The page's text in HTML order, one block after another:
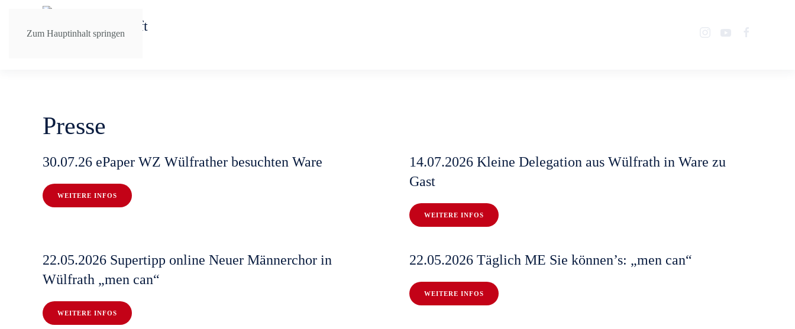
Zum Hauptinhalt springen
Presse
30.07.26 ePaper WZ Wülfrather besuchten Ware
WEITERE INFOS
14.07.2026 Kleine Delegation aus Wülfrath in Ware zu
Gast
WEITERE INFOS
22.05.2026 Supertipp online Neuer Männerchor in
Wülfrath „men can“
WEITERE INFOS
22.05.2026 Täglich ME Sie können’s: „men can“
WEITERE INFOS